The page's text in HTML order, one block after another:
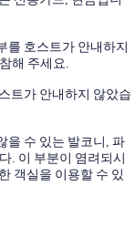
를 호스트가 안내하지
해 주세요.
트가 안내하지 않았습
을 수 있는 발코니, 파
. 이 부분이 염려되시
객실을 이용할 수 있